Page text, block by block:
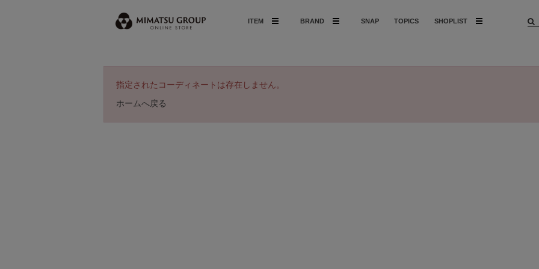
ITEM BRAND SNAP TOPICS SHOPLIST
指定されたコーディネートは存在しません。
ホームへ戻る